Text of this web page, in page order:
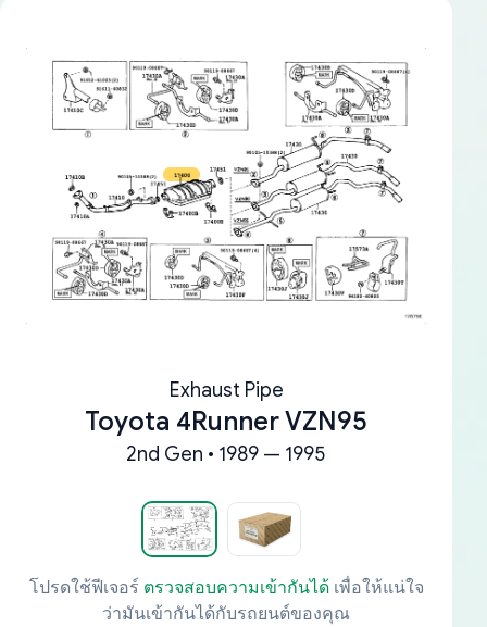
Exhaust Pipe
Toyota 4Runner VZN95
2nd Gen • 1989 — 1995
โปรดใช้ฟีเจอร์ ตรวจสอบความเข้ากันได้เพื่อให้แน่ใจ
ว่ามันเข้ากันได้กับรถยนต์ของคุณ